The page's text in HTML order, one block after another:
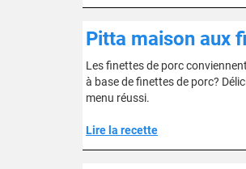
Pitta maison aux
Les finettes de porc
à base de finettes de porc?
menu réussi.
Lire la recette